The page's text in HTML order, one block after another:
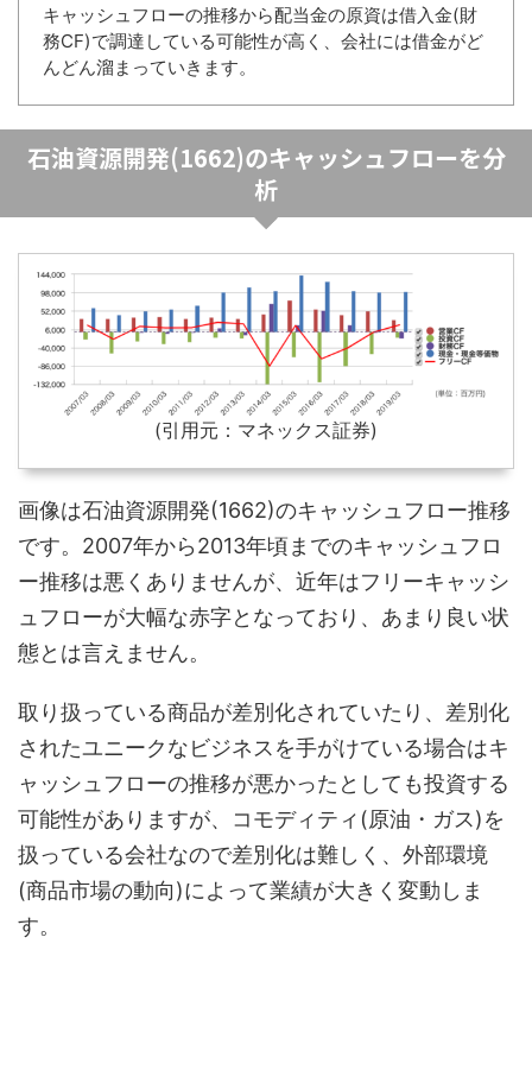
キャッシュフローの推移から配当金の原資は借入金(財
務CF)で調達している可能性が高く、会社には借金がど
んどん溜まっていきます。
石油資源開発(1662)のキャッシュフローを分
析
(引用元：マネックス証券)
画像は石油資源開発(1662)のキャッシュフロー推移
です。2007年から2013年頃までのキャッシュフロ
ー推移は悪くありませんが、近年はフリーキャッシ
ュフローが大幅な赤字となっており、あまり良い状
態とは言えません。
取り扱っている商品が差別化されていたり、差別化
されたユニークなビジネスを手がけている場合はキ
ャッシュフローの推移が悪かったとしても投資する
可能性がありますが、コモディティ(原油・ガス)を
扱っている会社なので差別化は難しく、外部環境
(商品市場の動向)によって業績が大きく変動しま
す。